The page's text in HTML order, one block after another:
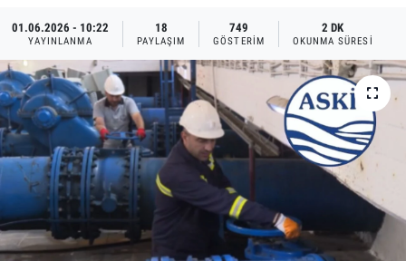
01.06.2026 - 10:22
YAYINLANMA
18
PAYLAŞIM
749
GÖSTERIM
2 DK
OKUNMA SÜRESI